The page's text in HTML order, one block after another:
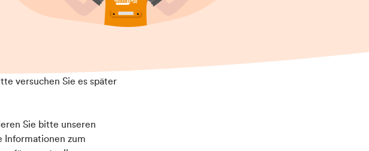
versuchen Sie es später
Sie bitte unseren
Informationen zum